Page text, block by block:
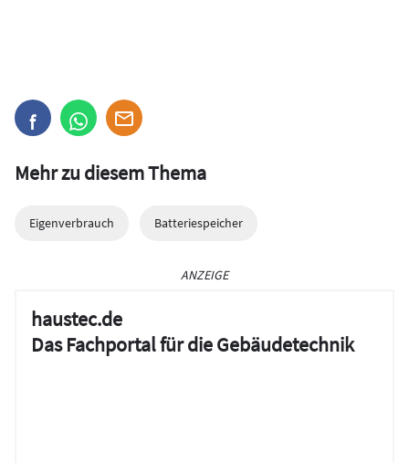
Mehr zu diesem Thema
Eigenverbrauch Batteriespeicher
ANZEIGE
haustec.de
Das Fachportal für die Gebäudetechnik